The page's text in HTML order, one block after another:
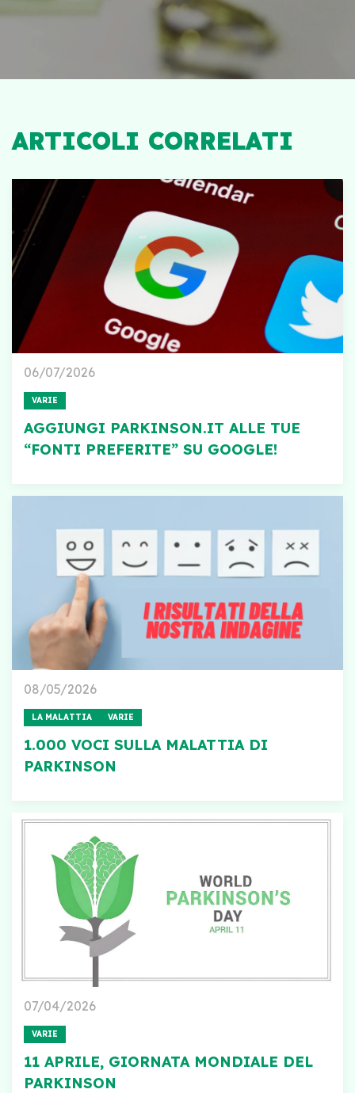
ARTICOLI CORRELATI
06/07/2026
VARIE
AGGIUNGI PARKINSON.IT ALLE TUE
“FONTI PREFERITE” SU GOOGLE!
08/05/2026
LA MALATTIA VARIE
1.000 VOCI SULLA MALATTIA DI
PARKINSON
07/04/2026
VARIE
11 APRILE, GIORNATA MONDIALE DEL
PARKINSON